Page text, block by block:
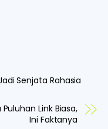
Senjata Rahasia
Link Biasa,
Ini Faktanya